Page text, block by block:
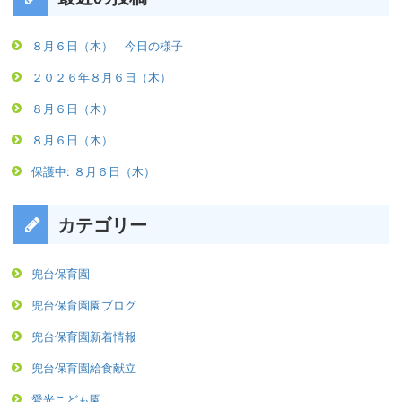
８月６日（木） 今日の様子
２０２６年８月６日（木）
８月６日（木）
８月６日（木）
保護中: ８月６日（木）
カテゴリー
兜台保育園
兜台保育園園ブログ
兜台保育園新着情報
兜台保育園給食献立